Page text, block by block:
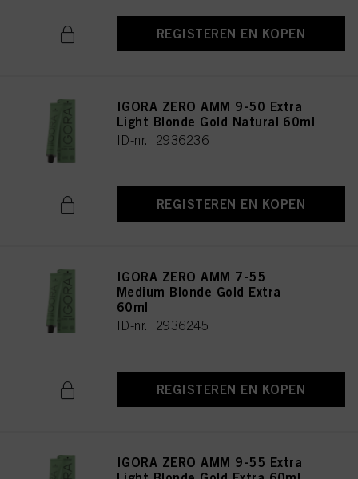
REGISTEREN EN KOPEN
IGORA ZERO AMM 9-50 Extra
Light Blonde Gold Natural 60ml
ID-nr. 2936236
REGISTEREN EN KOPEN
IGORA ZERO AMM 7-55
Medium Blonde Gold Extra
60ml
ID-nr. 2936245
REGISTEREN EN KOPEN
IGORA ZERO AMM 9-55 Extra